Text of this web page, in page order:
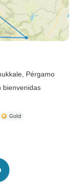
, Pérgamo
bienvenidas